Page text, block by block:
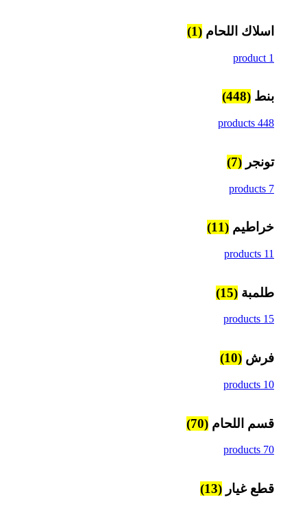
اسلاك اللحام (1)
1 product
بنط (448)
448 products
تونجر (7)
7 products
خراطيم (11)
11 products
طلمبة (15)
15 products
فرش (10)
10 products
قسم اللحام (70)
70 products
قطع غيار (13)